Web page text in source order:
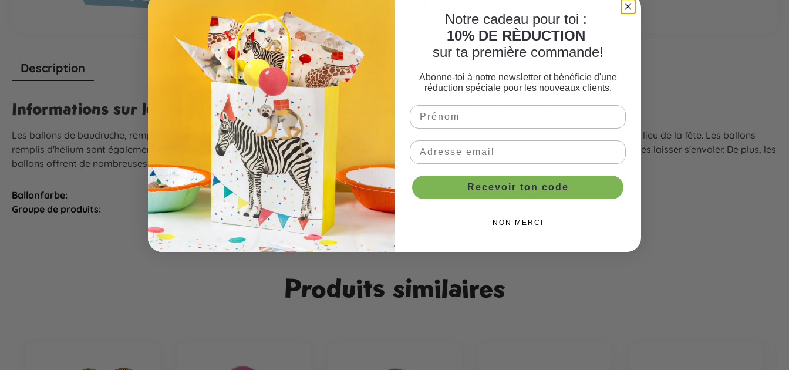
Description
Informations sur le produit "Ballons jaune avec des points blancs, 6 pcs."
Les ballons de baudruche, remplis d'air ou d'hélium, contribuent énormément au succès d'une fête. Ils sont d'ailleurs imparables pour décorer le lieu de la fête. Les ballons
remplis d'hélium sont également très appréciés lors de mariages et autres occasions similaires, car on peut y attacher des cartes de voeux, et les laisser s'envoler. De plus, les
ballons offrent de nombreuses possibilités de jeu et de divertissement. Donc si tu planifies une fête, n'oublie pas les ballons!
Ballonfarbe:
gelb
Groupe de produits:
Ballons, Décoration de fête
Produits similaires
Notre cadeau pour toi :
10% DE RÈDUCTION
sur ta première commande!
Abonne-toi à notre newsletter et bénéficie d'une
réduction spéciale pour les nouveaux clients.
Recevoir ton code
NON MERCI